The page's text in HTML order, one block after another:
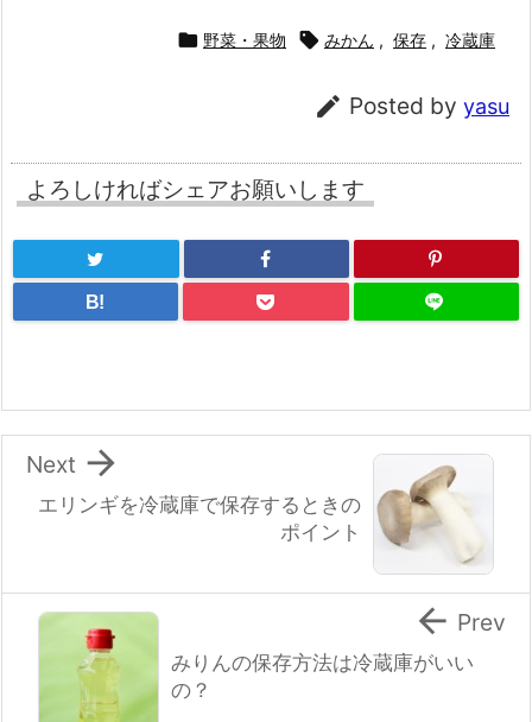
 野菜・果物  みかん , 保存 , 冷蔵庫
 Posted by yasu
よろしければシェアお願いします
B!
エリンギを冷蔵庫で保存するときの
ポイント

Next
みりんの保存方法は冷蔵庫がいい
の？
 Prev